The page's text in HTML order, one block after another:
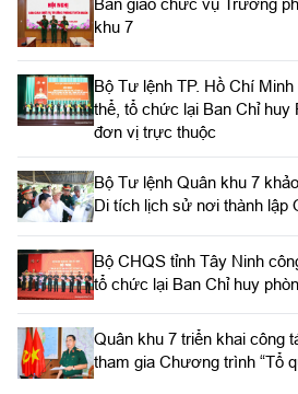
Bàn giao chức vụ Trưởng
khu 7
Bộ Tư lệnh TP. Hồ Chí
thể, tổ chức lại Ban Chỉ huy
đơn vị trực thuộc
Bộ Tư lệnh Quân khu 7
Di tích lịch sử nơi thành lập
Bộ CHQS tỉnh Tây Ninh
tổ chức lại Ban Chỉ huy
Quân khu 7 triển khai công
tham gia Chương trình “Tổ